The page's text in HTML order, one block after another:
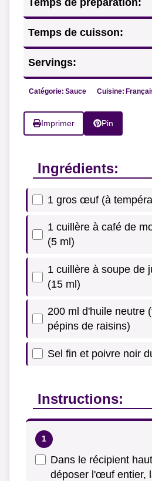
Temps de préparation:
Temps de cuisson:
Servings:
Catégorie: Sauce Cuisine:
Imprimer Pin
Ingrédients:
1 gros œuf (à
1 cuillère à café de
(5 ml)
1 cuillère à soupe de
(15 ml)
200 ml d'huile neutre
pépins de raisins)
Sel fin et poivre noir
Instructions:
Dans le récipient
déposer l'œuf entier,